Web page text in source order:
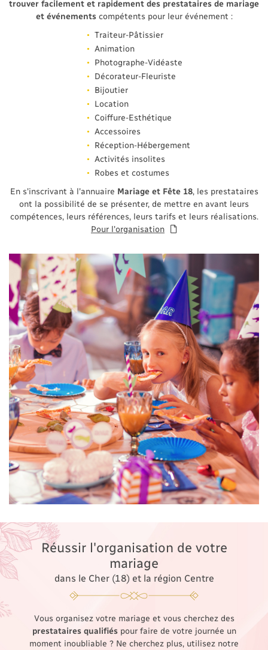
trouver facilement et rapidement des prestataires de mariage
et événementscompétents pour leur événement :
Traiteur-Pâtissier
Animation
Photographe-Vidéaste
Décorateur-Fleuriste
Bijoutier
Location
Coiffure-Esthétique
Accessoires
Réception-Hébergement
Activités insolites
Robes et costumes
En s'inscrivant à l'annuaire Mariage et Fête 18, les prestataires
ont la possibilité de se présenter, de mettre en avant leurs
compétences, leurs références, leurs tarifs et leurs réalisations.
Pour l'organisation
Réussir l'organisation de votre
mariage
dans le Cher (18) et la région Centre
Vous organisez votre mariage et vous cherchez des
prestataires qualifiéspour faire de votre journée un
moment inoubliable ? Ne cherchez plus, utilisez notre